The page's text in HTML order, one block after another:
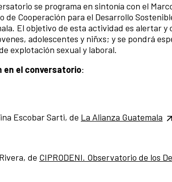
se programa en sintonía con el
de Cooperación para el Desarrollo
El objetivo de esta actividad es alertar
adolescentes y niñxs; y se pondrá
explotación sexual y laboral.
en el conversatorio:
Escobar Sarti, de La Alianza Guatemala
de CIPRODENI. Observatorio de los